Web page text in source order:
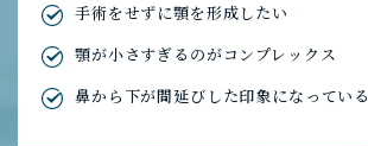
手術をせずに顎を形成したい
顎が小さすぎるのがコンプレックス
鼻から下が間延びした印象になっている